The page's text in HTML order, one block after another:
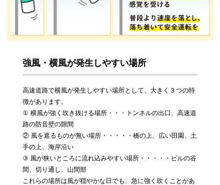
強風・横風が発生しやすい場所
高速道路で横風が発生しやすい場所として、大きく３つの特
徴があります。
① 横風が強く吹き抜ける場所・・・トンネルの出口、高速道
路の防音壁の隙間
② 風を遮るものが無い場所・・・・・橋の上、広い田園、土
手の上、海岸沿い
③ 風が狭いところに流れ込みやすい場所・・・・・ビルの谷
間、切り通し、山間部
これらの場所は風が穏やかな日でも、急に強く吹くことがあ